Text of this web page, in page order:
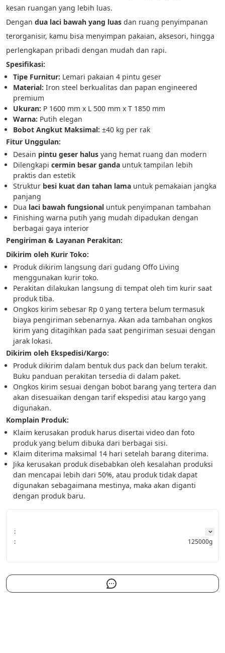
kesan ruangan yang lebih luas.
Dengan dua laci bawah yang luas dan ruang penyimpanan
terorganisir, kamu bisa menyimpan pakaian, aksesori, hingga
perlengkapan pribadi dengan mudah dan rapi.
Spesifikasi:
Tipe Furnitur: Lemari pakaian 4 pintu geser
Material: Iron steel berkualitas dan papan engineered
premium
Ukuran: P 1600 mm x L 500 mm x T 1850 mm
Warna: Putih elegan
Bobot Angkut Maksimal: ±40 kg per rak
Fitur Unggulan:
Desain pintu geser halus yang hemat ruang dan modern
Dilengkapi cermin besar ganda untuk tampilan lebih
praktis dan estetik
Struktur besi kuat dan tahan lama untuk pemakaian jangka
panjang
Dua laci bawah fungsional untuk penyimpanan tambahan
Finishing warna putih yang mudah dipadukan dengan
berbagai gaya interior
Pengiriman & Layanan Perakitan:
Dikirim oleh Kurir Toko:
Produk dikirim langsung dari gudang Offo Living
menggunakan kurir toko.
Perakitan dilakukan langsung di tempat oleh tim kurir saat
produk tiba.
Ongkos kirim sebesar Rp 0 yang tertera belum termasuk
biaya pengiriman sebenarnya. Akan ada tambahan ongkos
kirim yang ditagihkan pada saat pengiriman sesuai dengan
jarak lokasi.
Dikirim oleh Ekspedisi/Kargo:
Produk dikirim dalam bentuk dus pack dan belum terakit.
Buku panduan perakitan tersedia di dalam paket.
Ongkos kirim sesuai dengan bobot barang yang tertera dan
akan disesuaikan dengan tarif ekspedisi atau kargo yang
digunakan.
Komplain Produk:
Klaim kerusakan produk harus disertai video dan foto
produk yang belum dibuka dari berbagai sisi.
Klaim diterima maksimal 14 hari setelah barang diterima.
Jika kerusakan produk disebabkan oleh kesalahan produksi
dan mencapai lebih dari 50%, atau produk tidak dapat
digunakan sebagaimana mestinya, maka akan diganti
dengan produk baru.
:
:
125000g